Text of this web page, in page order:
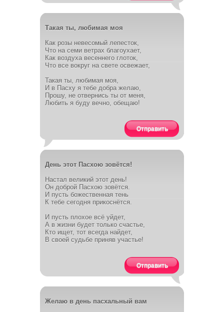
Такая ты, любимая моя
Как розы невесомый лепесток,
Что на семи ветрах благоухает,
Как воздуха весеннего глоток,
Что все вокруг на свете освежает,
Такая ты, любимая моя,
И в Пасху я тебе добра желаю,
Прошу, не отвернись ты от меня,
Любить я буду вечно, обещаю!
Отправить
День этот Пасхою зовётся!
Настал великий этот день!
Он доброй Пасхою зовётся.
И пусть божественная тень
К тебе сегодня прикоснётся.
И пусть плохое всё уйдет,
А в жизни будет только счастье,
Кто ищет, тот всегда найдет,
В своей судьбе приняв участье!
Отправить
Желаю в день пасхальный вам